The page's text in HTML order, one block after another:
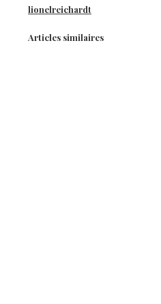
lionelreichardt
Articles similaires